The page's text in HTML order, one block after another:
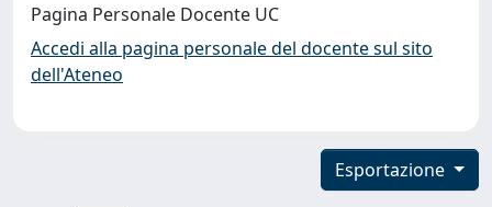
Pagina Personale Docente UC
Accedi alla pagina personale del docente sul sito
dell'Ateneo
Esportazione